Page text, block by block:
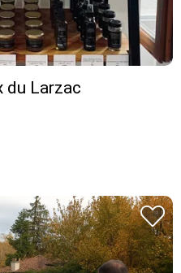
du Larzac